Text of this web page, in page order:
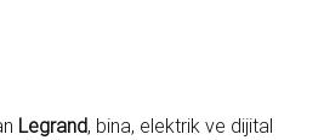
Legrand, bina, elektrik ve dijital